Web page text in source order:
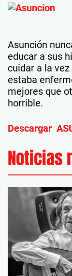
Asunción
educar a sus
cuidar a la
estaba
mejores que
horrible.
Descargar
Noticias